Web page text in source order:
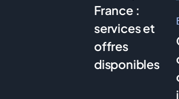
France :
services et
offres
disponibles